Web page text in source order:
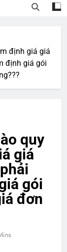
định giá giá
định giá gói
quy
giá
gói
đơn